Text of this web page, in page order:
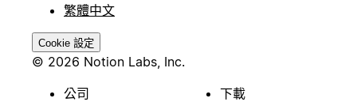
繁體中文
Cookie 設定
© 2026 Notion Labs, Inc.
公司
下載